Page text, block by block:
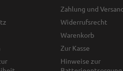
Zahlung und
Widerrufsrecht
Warenkorb
Zur Kasse
Hinweise zur